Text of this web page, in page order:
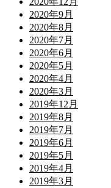
2020年9月
2020年8月
2020年7月
2020年6月
2020年5月
2020年4月
2020年3月
2019年12月
2019年8月
2019年7月
2019年6月
2019年5月
2019年4月
2019年3月